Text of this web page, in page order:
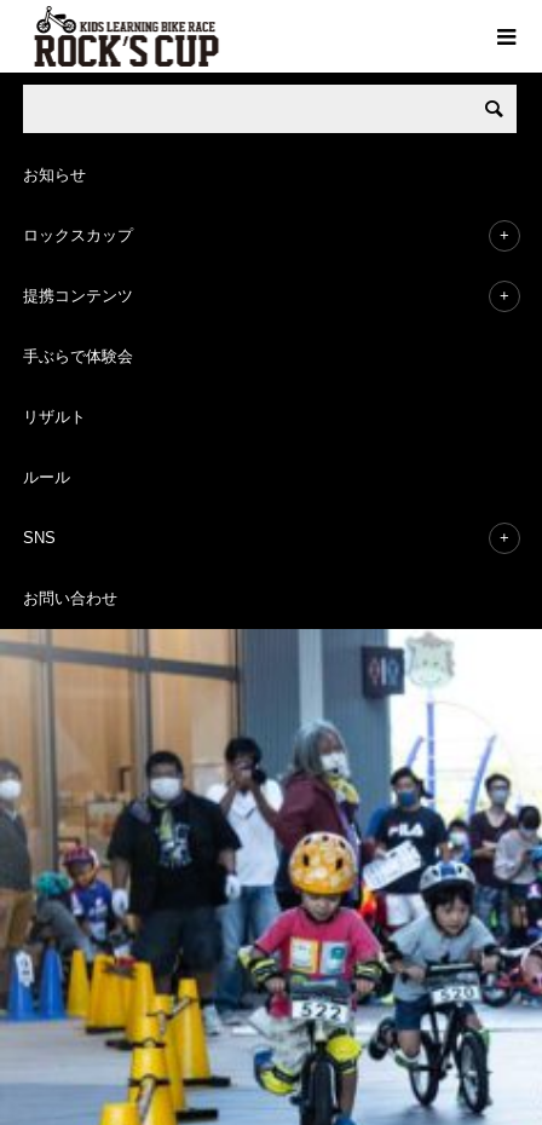
お知らせ
ロックスカップ
提携コンテンツ
手ぶらで体験会
リザルト
ルール
SNS
お問い合わせ
ラン